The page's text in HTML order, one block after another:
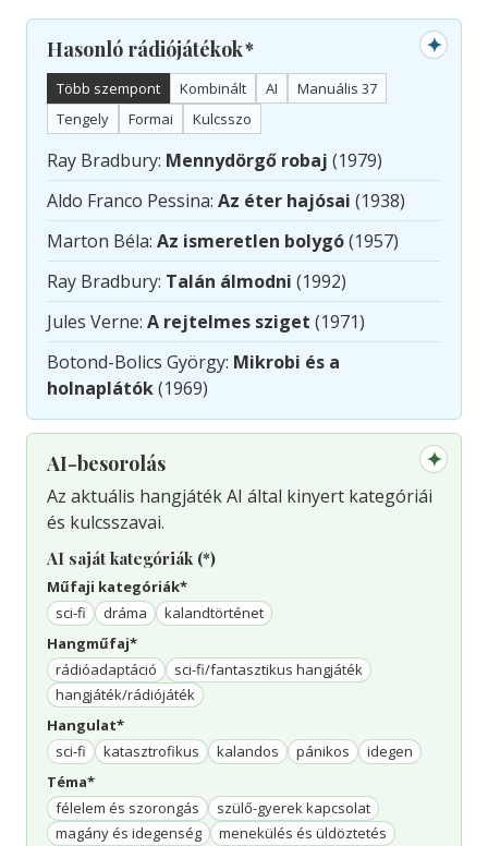
Hasonló rádiójátékok* ✦
Több szempont Kombinált AI
Manuális 37
Tengely
Formai Kulcsszo
Ray Bradbury: Mennydörgő robaj (1979)
Aldo Franco Pessina: Az éter hajósai (1938)
Marton Béla: Az ismeretlen bolygó(1957)
Ray Bradbury: Talán álmodni (1992)
Jules Verne: A rejtelmes sziget (1971)
Botond-Bolics György: Mikrobi és a
holnaplátók(1969)
AI-besorolás ✦
Az aktuális hangjáték AI által kinyert kategóriái
és kulcsszavai.
AI saját kategóriák (*)
Műfaji kategóriák*
sci-fi
dráma
kalandtörténet
Hangműfaj*
rádióadaptáció
sci-fi/fantasztikus hangjáték
hangjáték/rádiójáték
Hangulat*
sci-fi
katasztrofikus kalandos pánikos
idegen
Téma*
félelem és szorongás
szülő-gyerek kapcsolat
magány és idegenség
menekülés és üldöztetés